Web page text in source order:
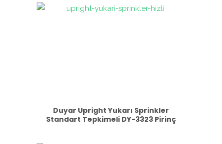
Duyar Upright Yukarı Sprinkler
Standart Tepkimeli DY-3323 Pirinç